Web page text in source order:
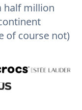
half million
of course not)